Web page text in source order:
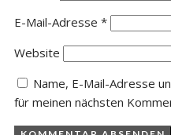
E-Mail-Adresse *
Website
Name, E-Mail-Adresse
für meinen nächsten